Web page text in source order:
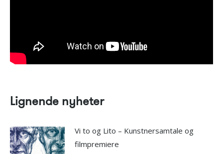
Lignende nyheter
Vi to og Lito – Kunstnersamtale og
filmpremiere